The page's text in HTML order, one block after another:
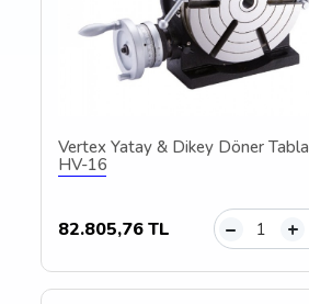
Vertex Yatay & Dikey Döner Tabla
HV-16
82.805,76 TL – +